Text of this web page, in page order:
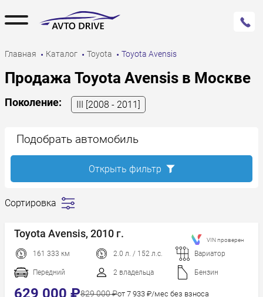
Главная Каталог Toyota Toyota Avensis
Продажа Toyota Avensis в Москве
Поколение: III [2008 - 2011]
Сортировка
дешевле
дороже
Пробег
Год новее
Toyota Avensis, 2010 г.
161 333 км 2.0 л. / 152 л.с. Вариатор
Передний 2 владельца Бензин
629 000 ₽829 000 ₽от 7 933 ₽/мес без взноса
VIN проверен
Подобрать автомобиль
Открыть фильтр